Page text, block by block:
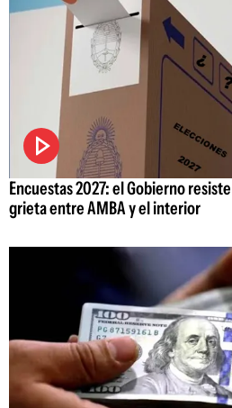
Encuestas 2027: el Gobierno
grieta entre AMBA y el interior